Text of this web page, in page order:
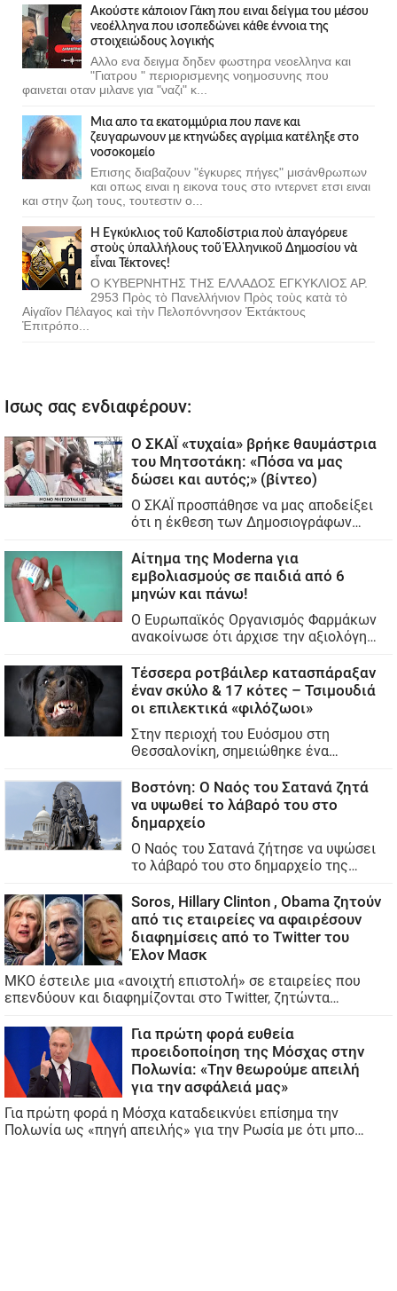
Ακούστε κάποιον Γάκη που ειναι δείγμα του μέσου
νεοέλληνα που ισοπεδώνει κάθε έννοια της
στοιχειώδους λογικής
Αλλο ενα δειγμα δηδεν φωστηρα νεοελληνα και
"Γιατρου " περιορισμενης νοημοσυνης που
φαινεται οταν μιλανε για "ναζι" κ...
Μια απο τα εκατομμύρια που πανε και
ζευγαρωνουν με κτηνώδες αγρίμια κατέληξε στο
νοσοκομείο
Επισης διαβαζουν "έγκυρες πήγες" μισάνθρωπων
και οπως ειναι η εικονα τους στο ιντερνετ ετσι ειναι
και στην ζωη τους, τουτεστιν ο...
Ἡ Ἐγκύκλιος τοῦ Καποδίστρια ποὺ ἀπαγόρευε
στοὺς ὑπαλλήλους τοῦ Ἑλληνικοῦ Δημοσίου νὰ
εἶναι Τέκτονες!
Ο ΚΥΒΕΡΝΗΤΗΣ ΤΗΣ ΕΛΛΑΔΟΣ ΕΓΚΥΚΛΙΟΣ ΑΡ.
2953 Πρὸς τὸ Πανελλήνιον Πρὸς τοὺς κατὰ τὸ
Αἰγαῖον Πέλαγος καὶ τὴν Πελοπόννησον Ἐκτάκτους
Ἐπιτρόπο...